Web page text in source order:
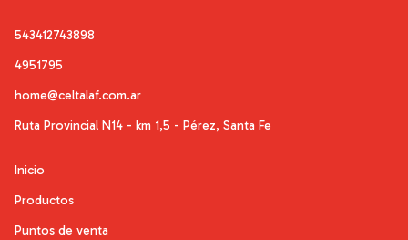
543412743898
4951795
home@celtalaf.com.ar
Ruta Provincial N14 - km 1,5 - Pérez, Santa Fe
Inicio
Productos
Puntos de venta